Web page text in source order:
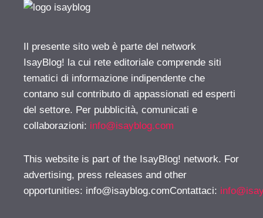
Il presente sito web è parte del network
IsayBlog! la cui rete editoriale comprende siti
tematici di informazione indipendente che
contano sul contributo di appassionati ed esperti
del settore. Per pubblicità, comunicati e
collaborazioni: info@isayblog.com
This website is part of the IsayBlog! network. For
advertising, press releases and other
opportunities: info@isayblog.comContattaci: